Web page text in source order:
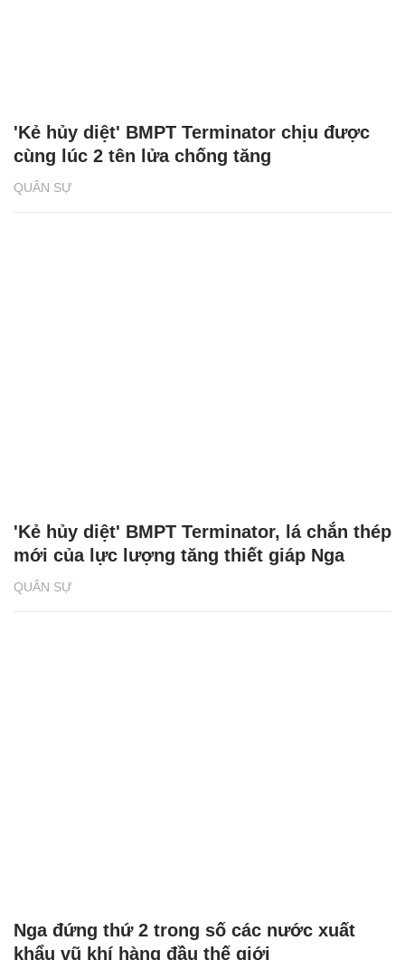
QUÂN SỰ
'Kẻ hủy diệt' BMPT Terminator chịu được
cùng lúc 2 tên lửa chống tăng
QUÂN SỰ
'Kẻ hủy diệt' BMPT Terminator, lá chắn thép
mới của lực lượng tăng thiết giáp Nga
Nga đứng thứ 2 trong số các nước xuất
khẩu vũ khí hàng đầu thế giới